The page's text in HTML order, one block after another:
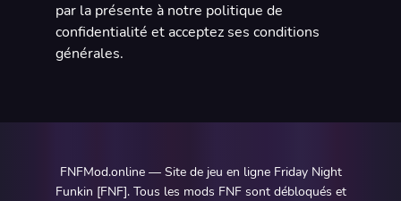
par la présente à notre politique de
confidentialité et acceptez ses conditions
générales.
FNFMod.online — Site de jeu en ligne Friday Night
Funkin [FNF]. Tous les mods FNF sont débloqués et